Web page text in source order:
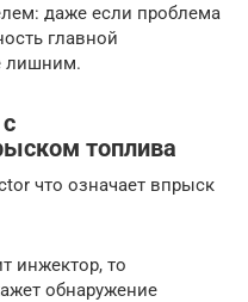
даже если проблема
главной
лишним.
топлива
что означает впрыск
инжектор, то
обнаружение